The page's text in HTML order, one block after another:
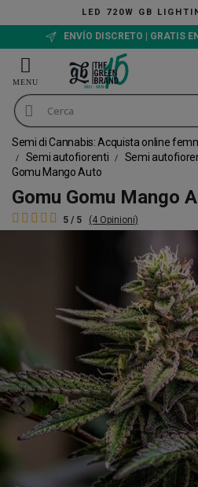
Scoprilo!
ENVÍO DISCRETO | GRATIS
Semi di Cannabis: Acquista online
Semi autofiorenti
Semi
Gomu Mango Auto
Gomu Gomu Mango
5 / 5 (4 Opinioni)